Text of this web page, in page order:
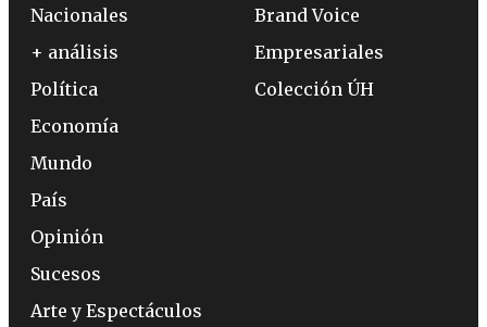
Nacionales
+ análisis
Política
Economía
Mundo
País
Opinión
Sucesos
Arte y Espectáculos
Brand Voice
Empresariales
Colección ÚH